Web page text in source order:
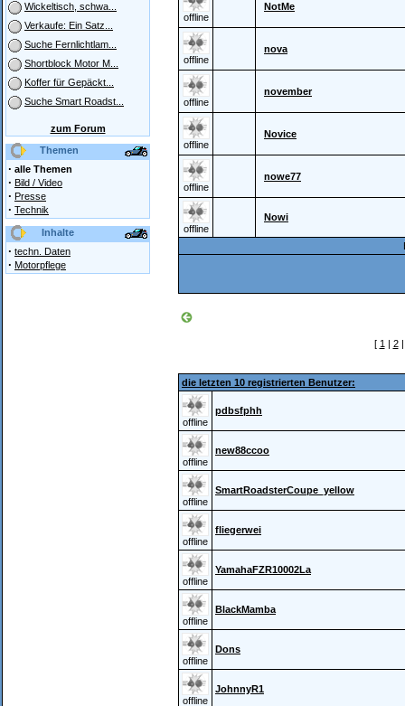
Wickeltisch, schwa...
Verkaufe: Ein Satz...
Suche Fernlichtlam...
Shortblock Motor M...
Koffer für Gepäckt...
Suche Smart Roadst...
zum Forum
Themen
· alle Themen
· Bild / Video
· Presse
· Technik
Inhalte
· techn. Daten
· Motorpflege
offline
NotMe
offline
nova
offline
november
offline
Novice
offline
nowe77
offline
Nowi
[ 1 | 2
die letzten 10 registrierten Benutzer:
offline
pdbsfphh
offline
new88ccoo
offline
SmartRoadsterCoupe_yellow
offline
fliegerwei
offline
YamahaFZR10002La
offline
BlackMamba
offline
Dons
offline
JohnnyR1